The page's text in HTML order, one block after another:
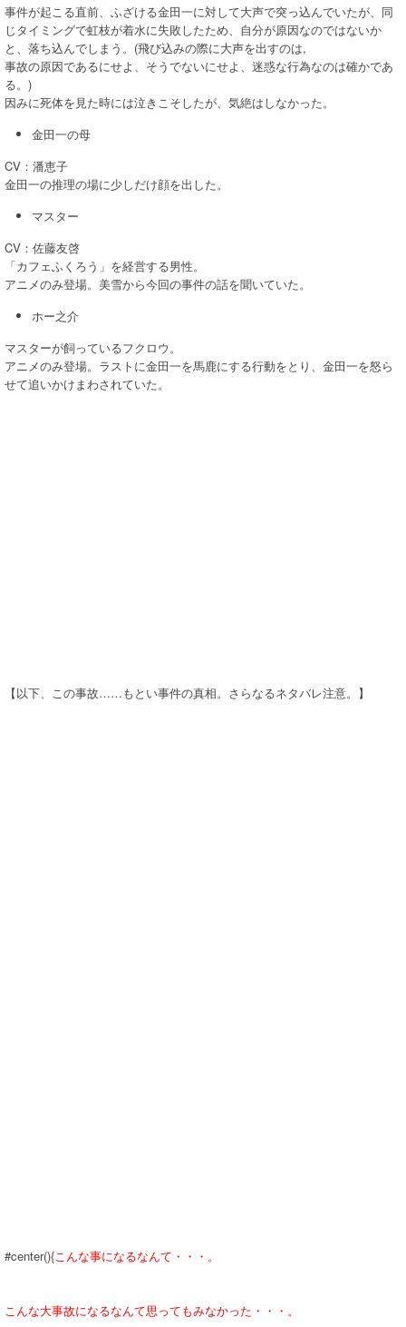
事件が起こる直前、ふざける金田一に対して大声で突っ込んでいたが、同
じタイミングで虹枝が着水に失敗したため、自分が原因なのではないか
と、落ち込んでしまう。(飛び込みの際に大声を出すのは,
事故の原因であるにせよ、そうでないにせよ、迷惑な行為なのは確かであ
る。)
因みに死体を見た時には泣きこそしたが、気絶はしなかった。
金田一の母
CV：潘恵子
金田一の推理の場に少しだけ顔を出した。
マスター
CV：佐藤友啓
「カフェふくろう」を経営する男性。
アニメのみ登場。美雪から今回の事件の話を聞いていた。
ホー之介
マスターが飼っているフクロウ。
アニメのみ登場。ラストに金田一を馬鹿にする行動をとり、金田一を怒ら
せて追いかけまわされていた。
【以下、この事故……もとい事件の真相。さらなるネタバレ注意。】
#center(){こんな事になるなんて・・・。
こんな大事故になるなんて思ってもみなかった・・・。